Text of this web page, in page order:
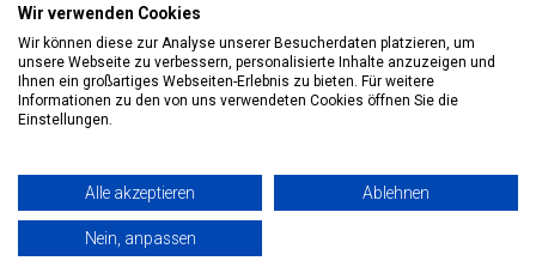
CATEGORIES
MY ACCOUNT
© Copyright 2026 eWine-Your partner for good wines! - Powered by
- Theme by
Wir verwenden Cookies
Wir können diese zur Analyse unserer Besucherdaten platzieren, um
unsere Webseite zu verbessern, personalisierte Inhalte anzuzeigen und
Ihnen ein großartiges Webseiten-Erlebnis zu bieten. Für weitere
Informationen zu den von uns verwendeten Cookies öffnen Sie die
Einstellungen.
Alle akzeptieren Ablehnen
Nein, anpassen